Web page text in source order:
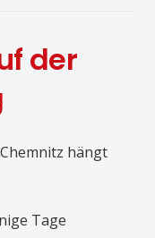
der
hängt
Tage